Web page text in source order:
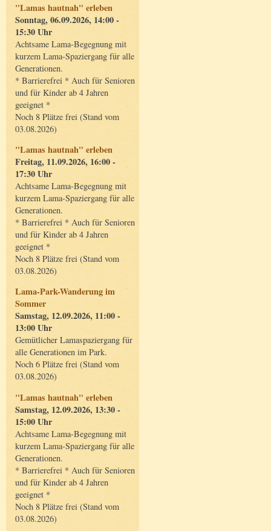
"Lamas hautnah" erleben
Sonntag, 06.09.2026, 14:00 -
15:30 Uhr
Achtsame Lama-Begegnung mit
kurzem Lama-Spaziergang für alle
Generationen.
* Barrierefrei * Auch für Senioren
und für Kinder ab 4 Jahren
geeignet *
Noch 8 Plätze frei (Stand vom
03.08.2026)
"Lamas hautnah" erleben
Freitag, 11.09.2026, 16:00 -
17:30 Uhr
Achtsame Lama-Begegnung mit
kurzem Lama-Spaziergang für alle
Generationen.
* Barrierefrei * Auch für Senioren
und für Kinder ab 4 Jahren
geeignet *
Noch 8 Plätze frei (Stand vom
03.08.2026)
Lama-Park-Wanderung im
Sommer
Samstag, 12.09.2026, 11:00 -
13:00 Uhr
Gemütlicher Lamaspaziergang für
alle Generationen im Park.
Noch 6 Plätze frei (Stand vom
03.08.2026)
"Lamas hautnah" erleben
Samstag, 12.09.2026, 13:30 -
15:00 Uhr
Achtsame Lama-Begegnung mit
kurzem Lama-Spaziergang für alle
Generationen.
* Barrierefrei * Auch für Senioren
und für Kinder ab 4 Jahren
geeignet *
Noch 8 Plätze frei (Stand vom
03.08.2026)